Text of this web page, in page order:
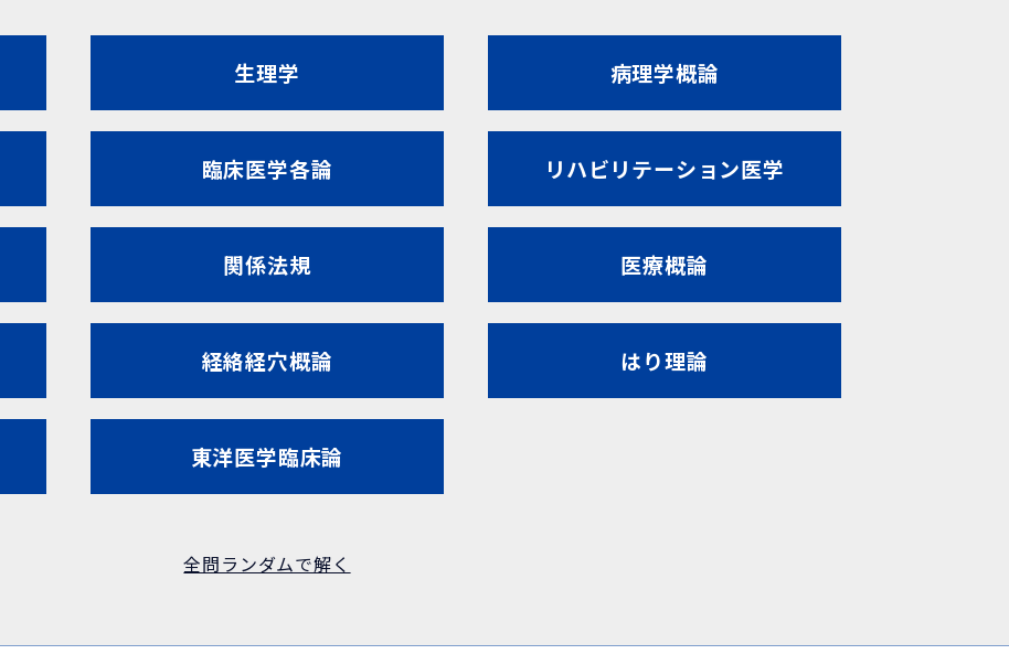
生理学 病理学概論
臨床医学各論 リハビリテーション医学
関係法規 医療概論
経絡経穴概論 はり理論
東洋医学臨床論
全問ランダムで解く